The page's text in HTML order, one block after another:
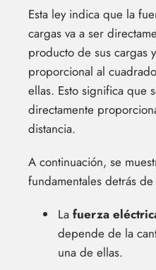
Esta ley indica que la
cargas va a ser
producto de sus cargas
proporcional al
ellas. Esto significa que
directamente
distancia.
A continuación, se
fundamentales detrás
La fuerza
depende de la
una de ellas.